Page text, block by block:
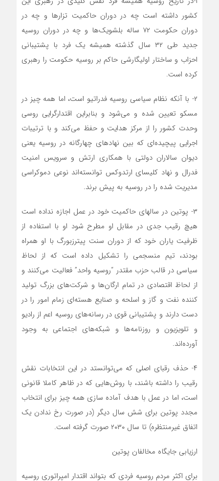
کشور داشته است چه در دوران حاکمیت تزارها و چه در
دوران حکومت ۷۲ ساله بلشویک‌ها و چه در دوران روسیه
جدید طی ۳۲ سال گذشته همیشه یک فرد با پشتیبانی
احزاب و ساختار اولیگارشی حاکم بر روسیه حکومت را رهبری
کرده است.
۲- با آنکه نظام سیاسی روسیه فدراتیو است، اما همه چیز در
مسکو تعیین شده و می‌شود و بنابراین اقتدارگرایی روسی
وحدت کشور را از مرکز هدایت و حفظ می‌کند‌ و با‌ ترتیبات
اجرایی پیچیده‌ای که بین نهاد‌های چهارگانه در روسیه یعنی
دیوان سالاران‌ دولتی با همکاری‌ ارتش و سرویس امنیت
فدرال و نهاد کلیسای ارتدوکس‌ توانسته‌اند نوعی دموکراسی
مدیریت شده را در روسیه به پیش برند.
۳- پوتین در سالهای حاکمیت خود در عمل اجازه نداده است
هیچ رقیب جدی در مقابل او مطرح شود او با استفاده از
ظرفیت یاران خود که از دوران سنت پیترزبورگ با او همراه
بودند، تیم منسجمی‌ را تشکیل داده است که از لحاظ
سیاسی در قالب حزب مقتدر “روسیه واحد”‌ فعالیت می‌کنند و
از لحاظ اقتصادی در تمام ارگان‌ها و شرکت‌های بزرگ تولید
کننده نفت و گاز و اسلحه و صنایع هسته‌ای زمام امور را در
دست دارند و پشتیبانی قوی در رسانه‌های روسیه اعم از رادیو
و تلویزیون و روزنامه‌ها و شبکه‌های اجتماعی‌ به وجود
آورده‌اند.
۴- حذف رقبای اصلی که می‌توانستد در این انتخابات نقش
رقیب را داشته باشند، با روش‌هایی که در ظاهر کاملا قانونی
است، اما در عمل با هدف آماده سازی همه چیز برای انتخاب
مجدد پوتین برای شش سال دیگر (در صورت رخ ندادن یک
اتفاق غیرمنتظره) تا سال ۲۰۳۰ صورت گرفته است.
ارزیابی جایگاه مخالفان پوتین
برای اکثر مردم روسیه فردی که بتواند اقتدار امپراتوری روسیه